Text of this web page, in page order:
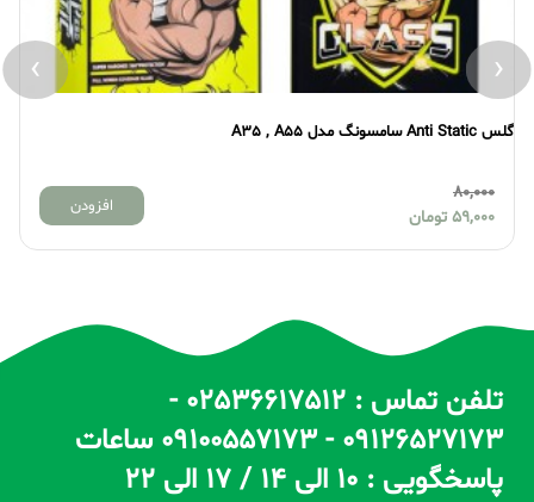
گلس Anti Static سامسونگ مدل A35 , A55
80,000
59,000 تومان
افزودن
‹
›
تلفن تماس : 02536617512 -
09126527173 - 09100557173 ساعات
پاسخگویی : 10 الی 14 / 17 الی 22